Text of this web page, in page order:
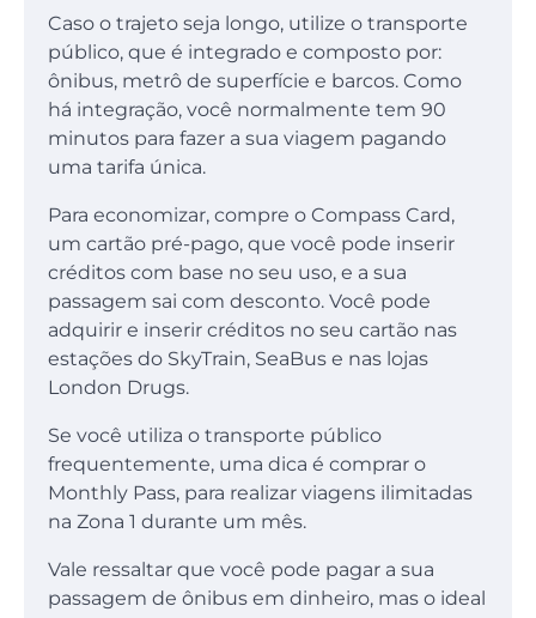
Caso o trajeto seja longo, utilize o transporte
público, que é integrado e composto por:
ônibus, metrô de superfície e barcos. Como
há integração, você normalmente tem 90
minutos para fazer a sua viagem pagando
uma tarifa única.
Para economizar, compre o Compass Card,
um cartão pré-pago, que você pode inserir
créditos com base no seu uso, e a sua
passagem sai com desconto. Você pode
adquirir e inserir créditos no seu cartão nas
estações do SkyTrain, SeaBus e nas lojas
London Drugs.
Se você utiliza o transporte público
frequentemente, uma dica é comprar o
Monthly Pass, para realizar viagens ilimitadas
na Zona 1 durante um mês.
Vale ressaltar que você pode pagar a sua
passagem de ônibus em dinheiro, mas o ideal